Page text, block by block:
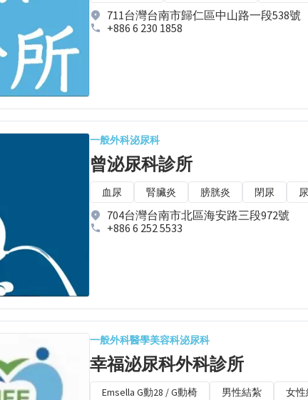
711台灣台南市歸仁區中山路一段538號
+886 6 230 1858
一般外科泌尿科
曾泌尿科診所
血尿 腎臟炎 膀胱炎 閉尿
704台灣台南市北區海安路三段972號
+886 6 252 5533
一般外科醫學美容科泌尿科
幸福泌尿科外科診所
Emsella G動28 / G動椅 男性結紮 女